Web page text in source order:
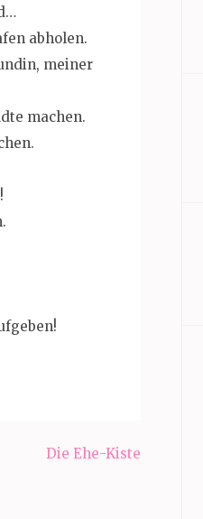
abholen.
meiner
machen.
Die Ehe-Kiste